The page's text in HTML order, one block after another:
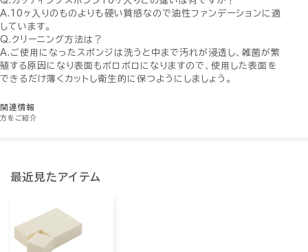
A.10ヶ入りのものよりも硬い質感なので油性ファンデーションに適
しています。
Q.クリーニング方法は？
A.ご使用になったスポンジは洗うと中まで汚れが浸透し、雑菌が繁
殖する原因になり表面もボロボロになりますので、使用した表面を
できるだけ薄くカットし衛生的に保つようにしましょう。
関連情報
方をご紹介
最近見たアイテム